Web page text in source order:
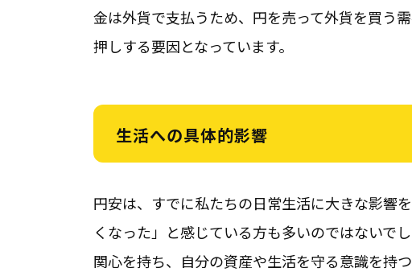
金は外貨で支払うため、円を売って外貨を買う
押しする要因となっています。
生活への具体的影響
円安は、すでに私たちの日常生活に大きな影響
くなった」と感じている方も多いのではないで
関心を持ち、自分の資産や生活を守る意識を持つ